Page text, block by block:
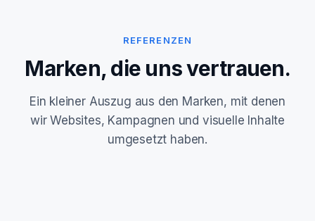
REFERENZEN
Marken, die uns vertrauen.
Ein kleiner Auszug aus den Marken, mit denen
wir Websites, Kampagnen und visuelle Inhalte
umgesetzt haben.